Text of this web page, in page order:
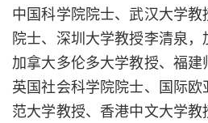
中国科学院院士、武汉大学
院士、深圳大学教授李清泉，
加拿大多伦多大学教授、福建
英国社会科学院院士、国际
范大学教授、香港中文大学